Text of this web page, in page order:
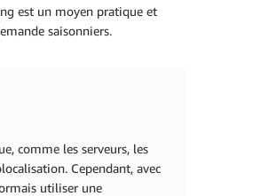
est un moyen pratique et
saisonniers.
comme les serveurs, les
. Cependant, avec
utiliser une